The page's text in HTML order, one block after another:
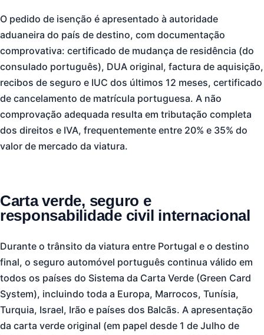
O pedido de isenção é apresentado à autoridade
aduaneira do país de destino, com documentação
comprovativa: certificado de mudança de residência (do
consulado português), DUA original, factura de aquisição,
recibos de seguro e IUC dos últimos 12 meses, certificado
de cancelamento de matrícula portuguesa. A não
comprovação adequada resulta em tributação completa
dos direitos e IVA, frequentemente entre 20% e 35% do
valor de mercado da viatura.
Carta verde, seguro e
responsabilidade civil internacional
Durante o trânsito da viatura entre Portugal e o destino
final, o seguro automóvel português continua válido em
todos os países do Sistema da Carta Verde (Green Card
System), incluindo toda a Europa, Marrocos, Tunísia,
Turquia, Israel, Irão e países dos Balcãs. A apresentação
da carta verde original (em papel desde 1 de Julho de